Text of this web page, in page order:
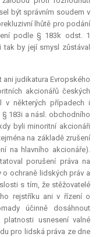
být správním soudem v
lhůtě pro podání
podle § 183k odst. 1
by její smysl zůstával
ani judikatura Evropského
akcionářů českých
v některých případech i
183i a násl. obchodního
byli minoritní akcionáři
na základě zrušení
na hlavního akcionáře).
porušení práva na
ochraně lidských práv a
s tím, že stěžovatelé
rejstříku ani v řízení o
účinně dosáhnout
usnesení valné
pro lidská práva ze dne